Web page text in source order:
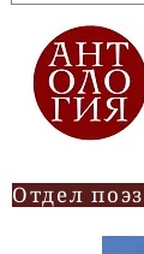
Отдел